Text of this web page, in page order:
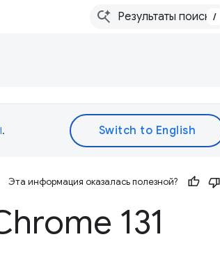
/
.
Эта информация оказалась полезной?
131